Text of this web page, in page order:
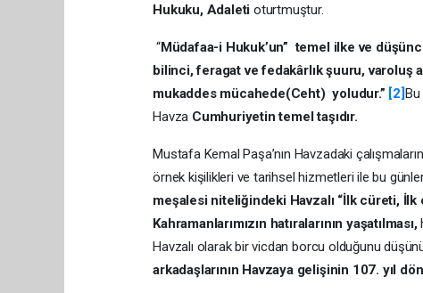
Hukuku, Adaleti oturtmuştur.
“Müdafaa-i Hukuk’un” temel ilke ve
bilinci, feragat ve fedakârlık şuuru, varoluş
mukaddes mücahede(Ceht) yoludur.” [2]Bu
Havza Cumhuriyetin temel taşıdır.
Mustafa Kemal Paşa’nın Havzadaki
örnek kişilikleri ve tarihsel hizmetleri ile bu
meşalesi niteliğindekiHavzalı “İlk cüreti,
Kahramanlarımızın hatıralarının yaşatılması,
Havzalı olarak bir vicdan borcu olduğunu
arkadaşlarının Havzaya gelişinin 107. yıl